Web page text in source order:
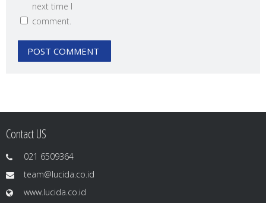
next time I
comment.
Contact US
021 6509364
team@lucida.co.id
www.lucida.co.id